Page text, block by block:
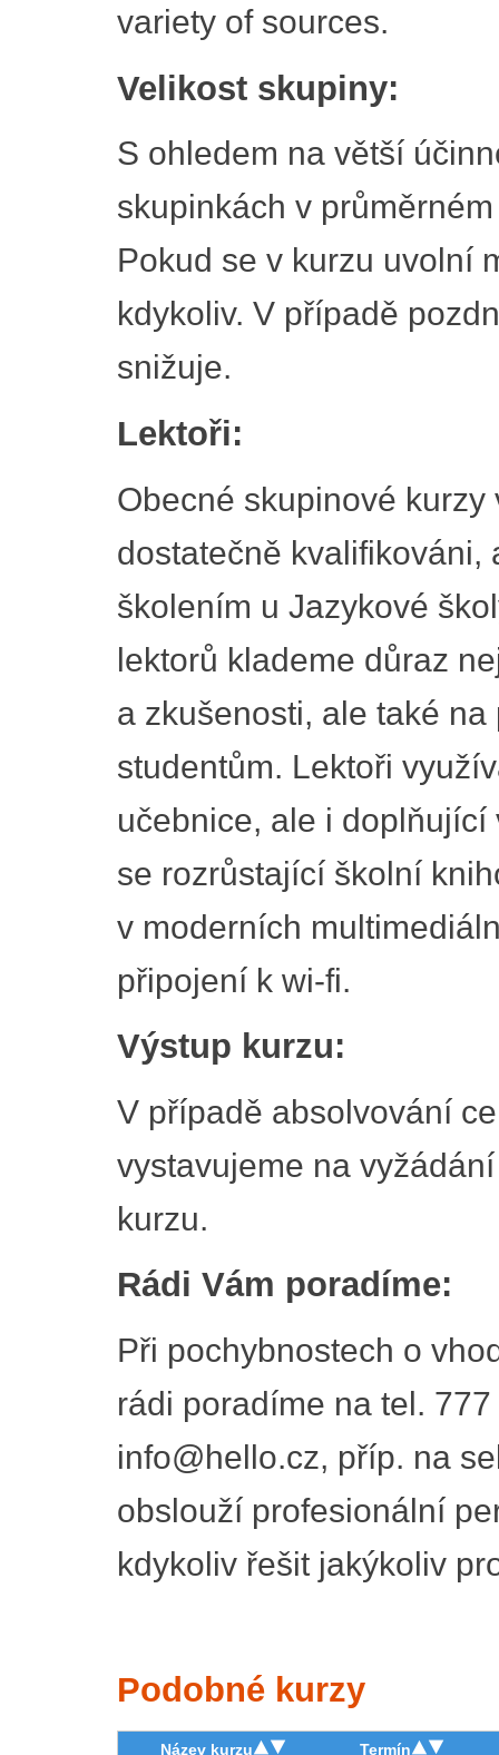
variety of sources.
Velikost skupiny:
S ohledem na větší
skupinkách v
Pokud se v kurzu uvolní
kdykoliv. V případě
snižuje.
Lektoři:
Obecné skupinové
dostatečně kvalifikováni,
školením u Jazykové
lektorů klademe důraz
a zkušenosti, ale také
studentům. Lektoři
učebnice, ale i
se rozrůstající školní
v moderních
připojení k wi-fi.
Výstup kurzu:
V případě absolvování
vystavujeme na
kurzu.
Rádi Vám poradíme:
Při pochybnostech o
rádi poradíme na tel.
info@hello.cz, příp. na
obslouží profesionální
kdykoliv řešit jakýkoliv
Podobné kurzy
Název kurzu Termín